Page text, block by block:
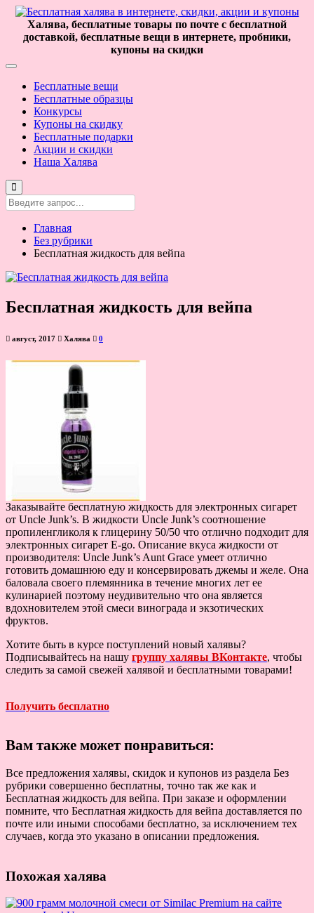
Халява, бесплатные товары по почте с бесплатной
доставкой, бесплатные вещи в интернете, пробники,
купоны на скидки
Бесплатные вещи
Бесплатные образцы
Конкурсы
Купоны на скидку
Бесплатные подарки
Акции и скидки
Наша Халява
Главная
Без рубрики
Бесплатная жидкость для вейпа
Бесплатная жидкость для вейпа
август, 2017 Халява 0
Заказывайте бесплатную жидкость для электронных сигарет
от Uncle Junk’s. В жидкости Uncle Junk’s соотношение
пропиленгликоля к глицерину 50/50 что отлично подходит для
электронных сигарет E-go. Описание вкуса жидкости от
производителя: Uncle Junk’s Aunt Grace умеет отлично
готовить домашнюю еду и консервировать джемы и желе. Она
баловала своего племянника в течение многих лет ее
кулинарией поэтому неудивительно что она является
вдохновителем этой смеси винограда и экзотических
фруктов.
Хотите быть в курсе поступлений новый халявы?
Подписывайтесь на нашу группу халявы ВКонтакте, чтобы
следить за самой свежей халявой и бесплатными товарами!
Получить бесплатно
Вам также может понравиться:
Все предложения халявы, скидок и купонов из раздела Без
рубрики совершенно бесплатны, точно так же как и
Бесплатная жидкость для вейпа. При заказе и оформлении
помните, что Бесплатная жидкость для вейпа доставляется по
почте или иными способами бесплатно, за исключением тех
случаев, когда это указано в описании предложения.
Похожая халява